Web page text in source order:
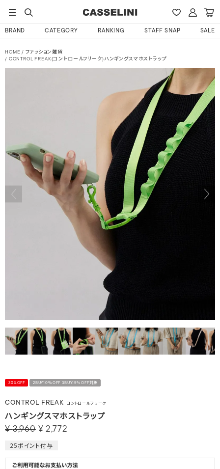
BRAND CATEGORY RANKING STAFF SNAP SALE
HOME
ファッション雑貨
CONTROL FREAK(コントロールフリーク)ハンギングスマホストラップ
30%OFF 2BUY10％OFF 3BUY15％OFF対象
CONTROL FREAK コントロールフリーク
ハンギングスマホストラップ
¥ 3,960 ¥ 2,772
25ポイント付与